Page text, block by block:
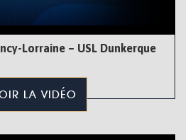
Lorraine – USL Dunkerque
LA VIDÉO